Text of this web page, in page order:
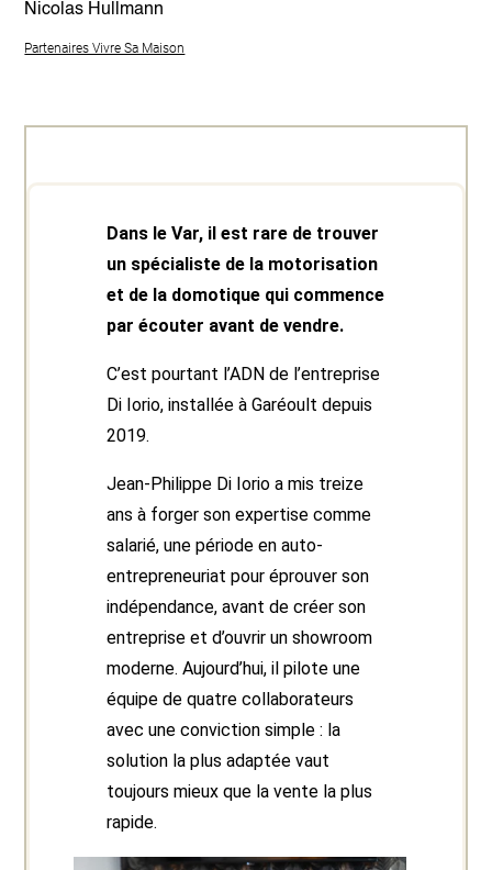
Nicolas Hullmann
Partenaires Vivre Sa Maison
Dans le Var, il est rare de trouver
un spécialiste de la motorisation
et de la domotique qui commence
par écouter avant de vendre.
C’est pourtant l’ADN de l’entreprise
Di Iorio, installée à Garéoult depuis
2019.
Jean-Philippe Di Iorio a mis treize
ans à forger son expertise comme
salarié, une période en auto-
entrepreneuriat pour éprouver son
indépendance, avant de créer son
entreprise et d’ouvrir un showroom
moderne. Aujourd’hui, il pilote une
équipe de quatre collaborateurs
avec une conviction simple : la
solution la plus adaptée vaut
toujours mieux que la vente la plus
rapide.